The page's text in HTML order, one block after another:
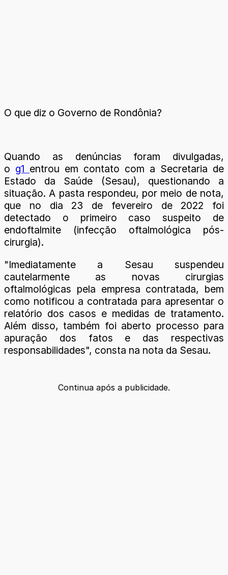
O que diz o Governo de Rondônia?
Quando as denúncias foram divulgadas,
o g1 entrou em contato com a Secretaria de
Estado da Saúde (Sesau), questionando a
situação. A pasta respondeu, por meio de nota,
que no dia 23 de fevereiro de 2022 foi
detectado o primeiro caso suspeito de
endoftalmite (infecção oftalmológica pós-
cirurgia).
"Imediatamente a Sesau suspendeu
cautelarmente as novas cirurgias
oftalmológicas pela empresa contratada, bem
como notificou a contratada para apresentar o
relatório dos casos e medidas de tratamento.
Além disso, também foi aberto processo para
apuração dos fatos e das respectivas
responsabilidades", consta na nota da Sesau.
Continua após a publicidade.